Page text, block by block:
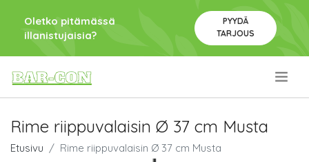
Oletko pitämässä
illanistujaisia?
PYYDÄ
TARJOUS
Rime riippuvalaisin Ø 37 cm Musta
Etusivu Rime riippuvalaisin Ø 37 cm Musta